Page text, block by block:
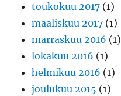
toukokuu 2017 (1)
maaliskuu 2017 (1)
marraskuu 2016 (1)
lokakuu 2016 (1)
helmikuu 2016 (1)
joulukuu 2015 (1)